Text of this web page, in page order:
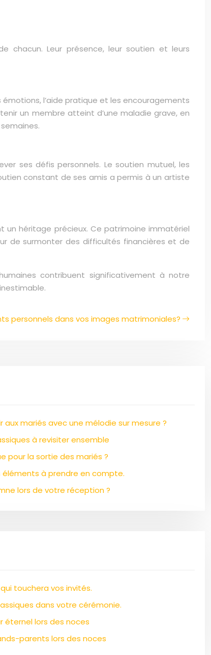
chacun. Leur présence, leur soutien et leurs
l’aide pratique et les encouragements
un membre atteint d’une maladie grave, en
ses défis personnels. Le soutien mutuel, les
constant de ses amis a permis à un artiste
un héritage précieux. Ce patrimoine immatériel
de surmonter des difficultés financières et de
contribuent significativement à notre
personnels dans vos images matrimoniales?
mariés avec une mélodie sur mesure ?
à revisiter ensemble
pour la sortie des mariés ?
éléments à prendre en compte.
lors de votre réception ?
touchera vos invités.
dans votre cérémonie.
éternel lors des noces
parents lors des noces